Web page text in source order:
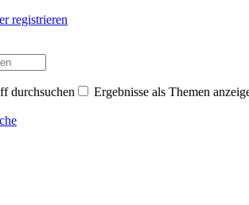
registrieren
durchsuchen Ergebnisse als Themen